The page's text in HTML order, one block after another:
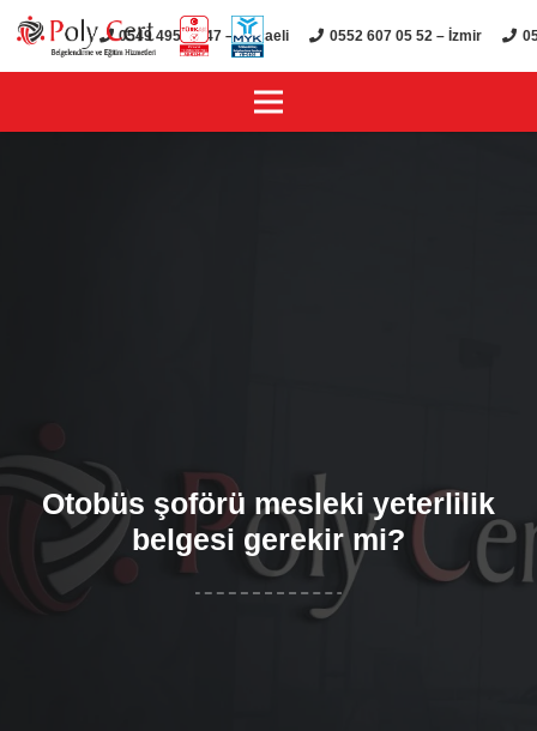
0549 495 01 47 – Kocaeli 0552 607 05 52 – İzmir
Otobüs şoförü mesleki yeterlilik
belgesi gerekir mi?